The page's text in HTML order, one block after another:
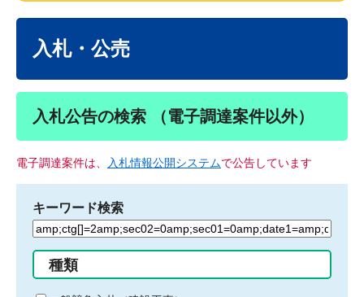
入札・公売
入札公告の検索 （電子調達案件以外）
電子調達案件は、 入札情報公開システムで公告しています
キーワード検索
検
る
種類